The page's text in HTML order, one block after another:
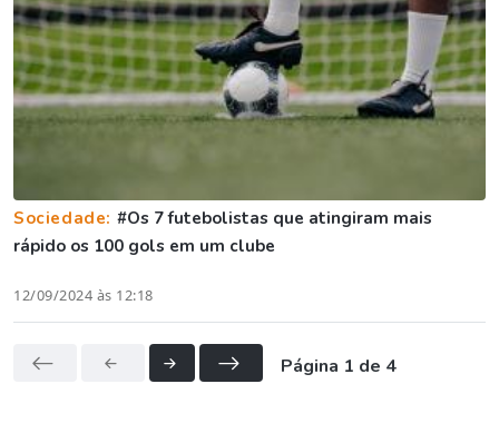
Sociedade: #Os 7 futebolistas que atingiram mais
rápido os 100 gols em um clube
12/09/2024 às 12:18
Página 1 de 4